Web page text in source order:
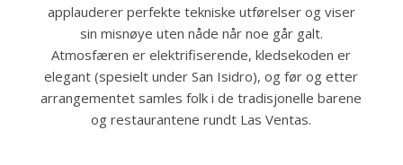
applauderer perfekte tekniske utførelser og viser
sin misnøye uten nåde når noe går galt.
Atmosfæren er elektrifiserende, kledsekoden er
elegant (spesielt under San Isidro), og før og etter
arrangementet samles folk i de tradisjonelle barene
og restaurantene rundt Las Ventas.